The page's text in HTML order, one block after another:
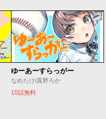
ゆーあーすらっがー
なめたけ/真野ろか
10話無料